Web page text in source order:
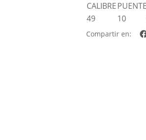
CALIBREPUENTE
49
10
Compartir en: